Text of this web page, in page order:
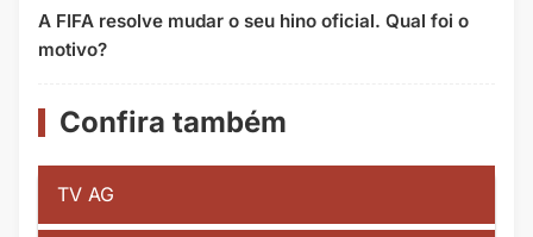
A FIFA resolve mudar o seu hino oficial. Qual foi o
motivo?
Confira também
TV AG